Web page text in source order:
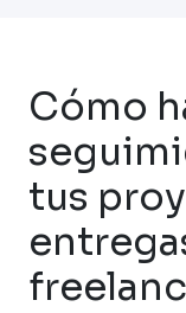
Cómo
tus